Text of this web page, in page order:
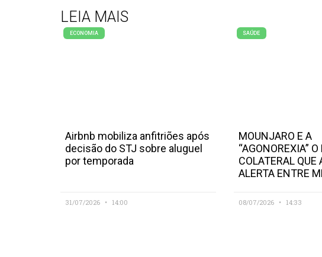
LEIA MAIS
ECONOMIA
Airbnb mobiliza anfitriões após
decisão do STJ sobre aluguel
por temporada
31/07/2026 14:00
SAÚDE
MOUNJARO E A
“AGONOREXIA” O
COLATERAL QUE
ALERTA ENTRE
08/07/2026 14:33